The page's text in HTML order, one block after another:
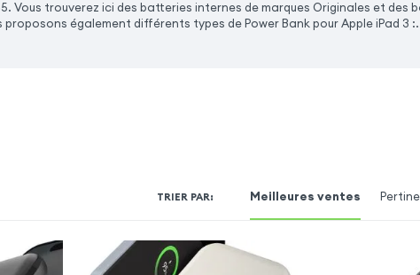
Vous trouverez ici des batteries internes de marques Originales et des
également différents types de Power Bank pour Apple iPad 3
TRIER PAR: Meilleures ventes